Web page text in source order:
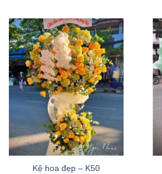
Kệ hoa đẹp – K50